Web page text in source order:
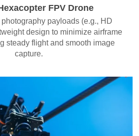
FPV Drone
payloads (e.g., HD
design to minimize airframe
steady flight and smooth image
capture.